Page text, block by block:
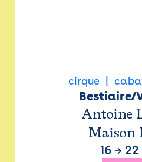
cirque
Bestiaire/
Antoine
Maison
16→ 22